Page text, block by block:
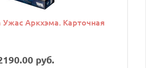
Ужас Аркхэма. Карточная
руб.